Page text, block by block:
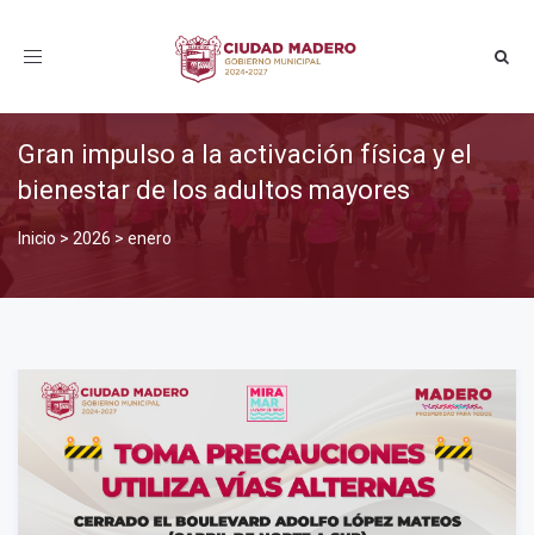
Toggle
Gran impulso a la activación física y el
bienestar de los adultos mayores
Inicio > 2026 > enero